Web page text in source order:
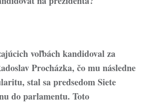
voľbách kandidoval za
Procházka, čo mu následne
stal sa predsedom Siete
do parlamentu. Toto